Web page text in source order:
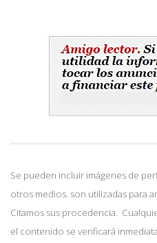
Se pueden incluir imágenes de
otros medios. son utilizadas para
Citamos sus procedencia.
el contenido se verificará